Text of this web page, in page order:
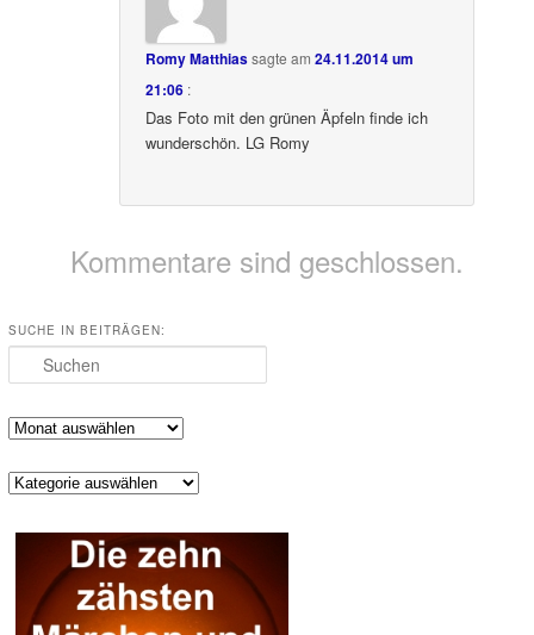
Romy Matthiassagte am24.11.2014 um
21:06 :
Das Foto mit den grünen Äpfeln finde ich
wunderschön. LG Romy
Kommentare sind geschlossen.
SUCHE IN BEITRÄGEN:
Suchen